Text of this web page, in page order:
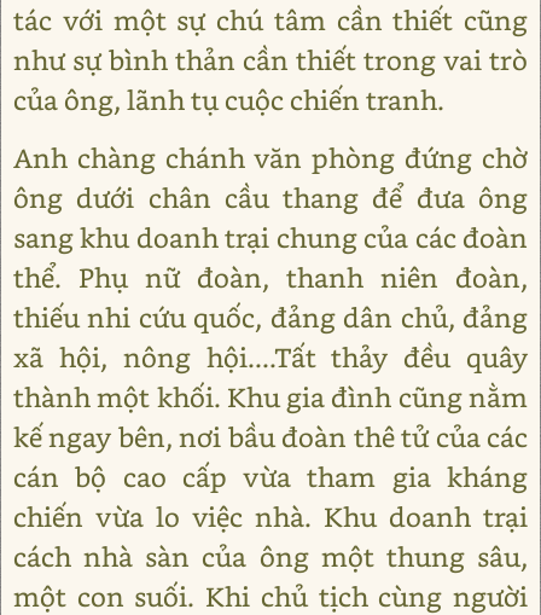
tác với một sự chú tâm cần thiết cũng
như sự bình thản cần thiết trong vai trò
của ông, lãnh tụ cuộc chiến tranh.
Anh chàng chánh văn phòng đứng chờ
ông dưới chân cầu thang để đưa ông
sang khu doanh trại chung của các đoàn
thể. Phụ nữ đoàn, thanh niên đoàn,
thiếu nhi cứu quốc, đảng dân chủ, đảng
xã hội, nông hội....Tất thảy đều quây
thành một khối. Khu gia đình cũng nằm
kế ngay bên, nơi bầu đoàn thê tử của các
cán bộ cao cấp vừa tham gia kháng
chiến vừa lo việc nhà. Khu doanh trại
cách nhà sàn của ông một thung sâu,
một con suối. Khi chủ tịch cùng người